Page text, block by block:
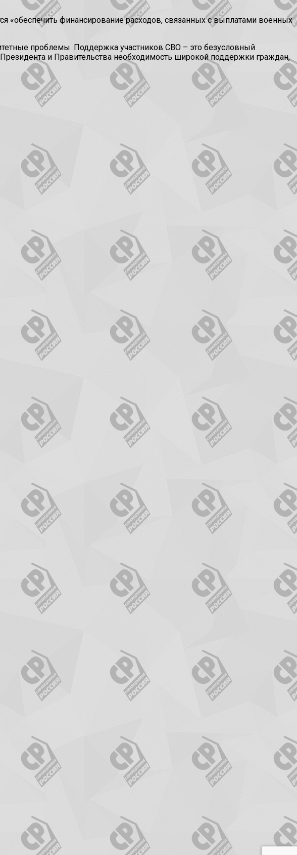
«обеспечить финансирование расходов, связанных с выплатами военных
проблемы. Поддержка участников СВО – это безусловный
и Правительства необходимость широкой поддержки граждан,